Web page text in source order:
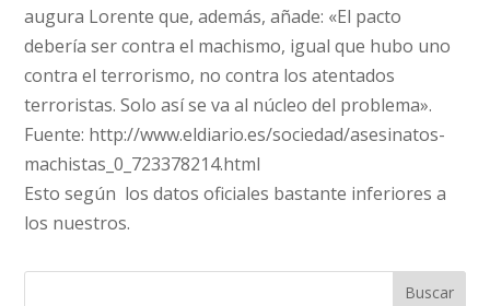
augura Lorente que, además, añade: «El pacto
debería ser contra el machismo, igual que hubo uno
contra el terrorismo, no contra los atentados
terroristas. Solo así se va al núcleo del problema».
Fuente: http://www.eldiario.es/sociedad/asesinatos-
machistas_0_723378214.html
Esto según los datos oficiales bastante inferiores a
los nuestros.